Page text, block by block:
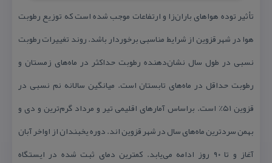
تأثیر توده هواهای باران‌زا و ارتفاعات موجب شده است كه توزیع رطوبت
هوا در شهر قزوین از شرایط مناسبی برخوردار باشد. روند تغییرات رطوبت
نسبی در طول سال نشان‌دهنده رطوبت حداكثر در ماه‌های زمستان و
رطوبت حداقل در ماه‌های تابستان است. میانگین سالانه نم نسبی در
قزوین ۵۱٪ است. براساس آمارهای اقلیمی تیر و مرداد گرم‌ترین و دی و
بهمن سردترین ماه‌های سال در شهر قزوین اند. دوره یخبندان از اواخر آبان
آغاز و تا ۹۰ روز ادامه می‌یابد. كمترین دمای ثبت شده در ایستگاه